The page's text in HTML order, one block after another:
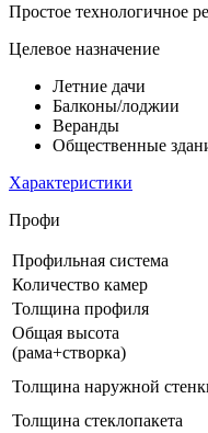
Простое технологичное
Целевое назначение
Летние дачи
Балконы/лоджии
Веранды
Общественные
Характеристики
Профи
Профильная система
Количество камер
Толщина профиля
Общая высота
(рама+створка)
Толщина наружной
Толщина стеклопакета